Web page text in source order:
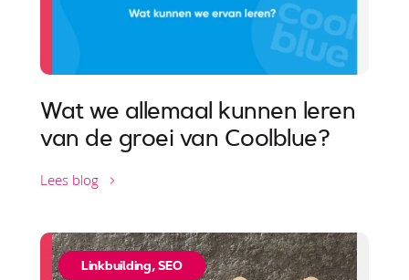
Wat we allemaal kunnen leren
van de groei van Coolblue?
Lees blog
Linkbuilding,SEO